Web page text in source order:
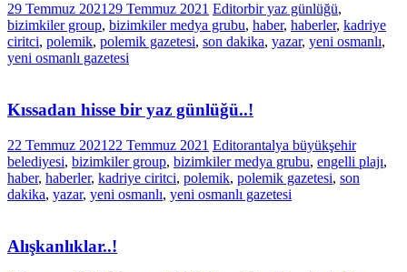
29 Temmuz 2021 29 Temmuz 2021 Editorbir yaz günlüğü,
bizimkiler group, bizimkiler medya grubu, haber, haberler, kadriye
ciritci, polemik, polemik gazetesi, son dakika, yazar, yeni osmanlı,
yeni osmanlı gazetesi
Kıssadan hisse bir yaz günlüğü..!
22 Temmuz 2021 22 Temmuz 2021 Editorantalya büyükşehir
belediyesi, bizimkiler group, bizimkiler medya grubu, engelli plajı,
haber, haberler, kadriye ciritci, polemik, polemik gazetesi, son
dakika, yazar, yeni osmanlı, yeni osmanlı gazetesi
Alışkanlıklar..!